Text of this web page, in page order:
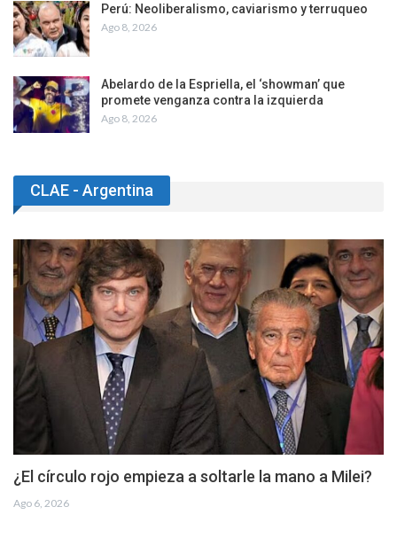
Perú: Neoliberalismo, caviarismo y terruqueo
Ago 8, 2026
Abelardo de la Espriella, el ‘showman’ que
promete venganza contra la izquierda
Ago 8, 2026
CLAE - Argentina
¿El círculo rojo empieza a soltarle la mano a Milei?
Ago 6, 2026